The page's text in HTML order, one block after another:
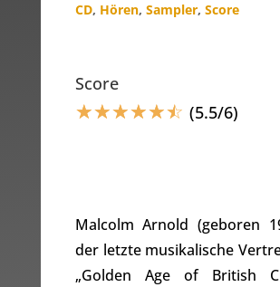
CD, Hören, Sampler, Score
Score
☆☆☆☆☆☆ (5.5/6)
Malcolm Arnold (geboren
der letzte musikalische
„Golden Age of British